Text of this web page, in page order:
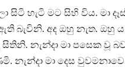
සිටි හැටි මට සිහි විය. මා
බැවිනි. අද ඔහු නැත.
නැන්දා මා පසෙක වූ බව
නැන්දා මා දෙස